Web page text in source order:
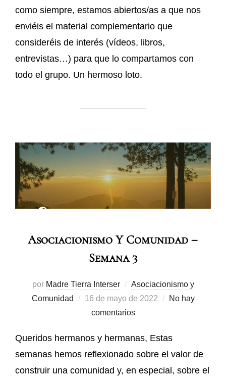
como siempre, estamos abiertos/as a que nos
enviéis el material complementario que
consideréis de interés (vídeos, libros,
entrevistas…) para que lo compartamos con
todo el grupo. Un hermoso loto.
Asociacionismo Y Comunidad –
Semana 3
por Madre Tierra Interser
Asociacionismo y
Comunidad
16 de mayo de 2022
No hay
comentarios
Queridos hermanos y hermanas, Estas
semanas hemos reflexionado sobre el valor de
construir una comunidad y, en especial, sobre el